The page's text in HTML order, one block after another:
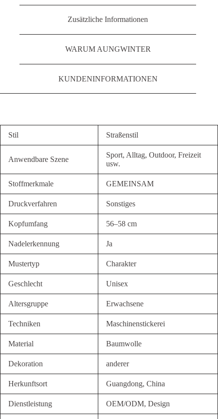
Zusätzliche Informationen
WARUM AUNGWINTER
KUNDENINFORMATIONEN
Stil Straßenstil
Anwendbare Szene
Sport, Alltag, Outdoor, Freizeit
usw.
Stoffmerkmale GEMEINSAM
Druckverfahren Sonstiges
Kopfumfang 56–58 cm
Nadelerkennung Ja
Mustertyp Charakter
Geschlecht Unisex
Altersgruppe Erwachsene
Techniken Maschinenstickerei
Material Baumwolle
Dekoration anderer
Herkunftsort Guangdong, China
Dienstleistung OEM/ODM, Design